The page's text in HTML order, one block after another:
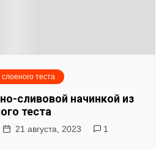
теста
сливовой начинкой из
теста
21 августа, 2023 1